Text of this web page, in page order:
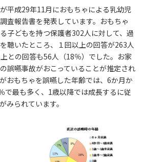
平成29年11月におもちゃによる乳幼児
査報告書を発表しています。おもちゃ
子どもを持つ保護者302人に対して、過
聴いたところ、１回以上の回答が263人
上との回答も56人（18％）でした。お家
誤嚥事故がおこっていることが推定され
おもちゃを誤嚥した年齢では、6か月か
で最も多く、1歳以降では成長するに従
みられています。